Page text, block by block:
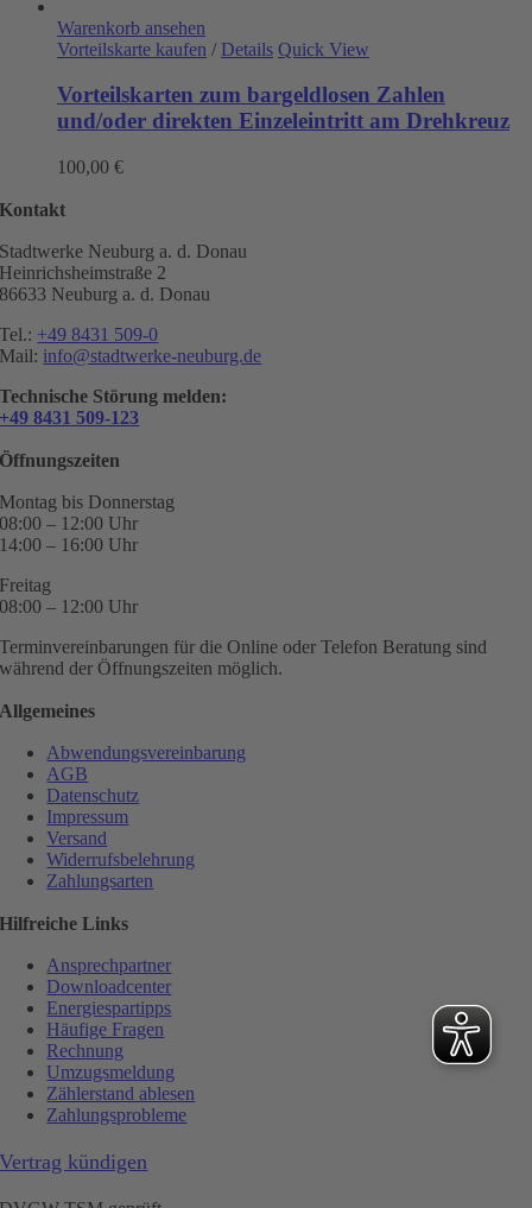
Warenkorb ansehen
Vorteilskarte kaufen / Details Quick View
Vorteilskarten zum bargeldlosen Zahlen
und/oder direkten Einzeleintritt am Drehkreuz
100,00 €
Kontakt
Stadtwerke Neuburg a. d. Donau
Heinrichsheimstraße 2
86633 Neuburg a. d. Donau
Tel.: +49 8431 509-0
Mail: info@stadtwerke-neuburg.de
Technische Störung melden:
+49 8431 509-123
Öffnungszeiten
Montag bis Donnerstag
08:00 – 12:00 Uhr
14:00 – 16:00 Uhr
Freitag
08:00 – 12:00 Uhr
Terminvereinbarungen für die Online oder Telefon Beratung sind
während der Öffnungszeiten möglich.
Allgemeines
Abwendungsvereinbarung
AGB
Datenschutz
Impressum
Versand
Widerrufsbelehrung
Zahlungsarten
Hilfreiche Links
Ansprechpartner
Downloadcenter
Energiespartipps
Häufige Fragen
Rechnung
Umzugsmeldung
Zählerstand ablesen
Zahlungsprobleme
Vertrag kündigen